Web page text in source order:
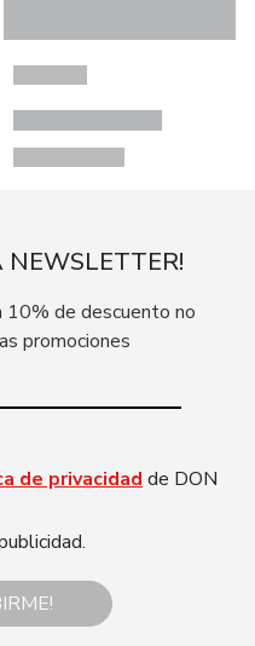
NEWSLETTER!
de descuento no
promociones
de privacidad de DON